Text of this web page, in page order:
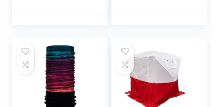
Reflecterende
Touw Outdoor
Tent Touw voor
Outdoor Tent
Camping en
wandelgids 50
Outdoor Strand
Camping Vissen
Wandelen